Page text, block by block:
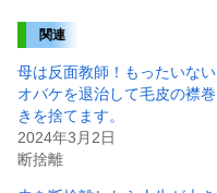
関連
母は反面教師！もったいない
オバケを退治して毛皮の襟巻
きを捨てます。
2024年3月2日
断捨離